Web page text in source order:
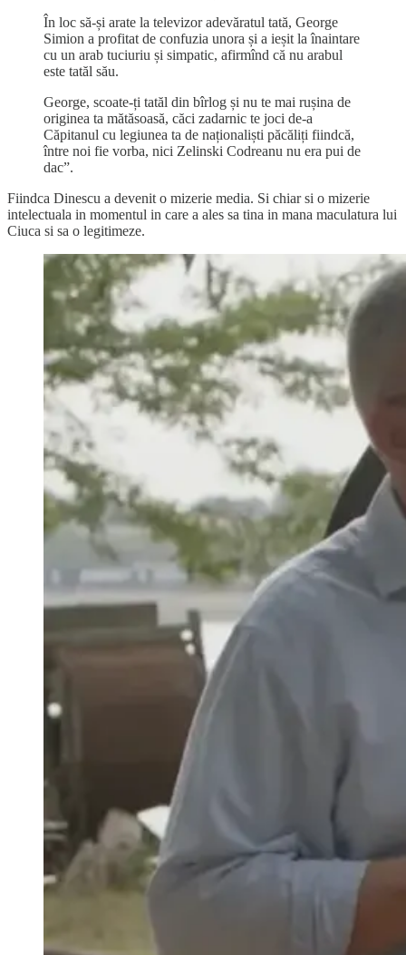
În loc să-și arate la televizor adevăratul tată, George
Simion a profitat de confuzia unora și a ieșit la înaintare
cu un arab tuciuriu și simpatic, afirmînd că nu arabul
este tatăl său.
George, scoate-ți tatăl din bîrlog și nu te mai rușina de
originea ta mătăsoasă, căci zadarnic te joci de-a
Căpitanul cu legiunea ta de naționaliști păcăliți fiindcă,
între noi fie vorba, nici Zelinski Codreanu nu era pui de
dac”.
Fiindca Dinescu a devenit o mizerie media. Si chiar si o mizerie
intelectuala in momentul in care a ales sa tina in mana maculatura lui
Ciuca si sa o legitimeze.